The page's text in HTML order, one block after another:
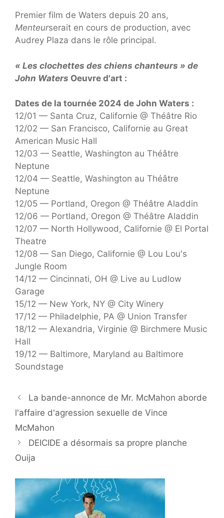
Premier film de Waters depuis 20 ans,
Menteurserait en cours de production, avec
Audrey Plaza dans le rôle principal.
« Les clochettes des chiens chanteurs » de
John Waters Oeuvre d'art :
Dates de la tournée 2024 de John Waters :
12/01 — Santa Cruz, Californie @ Théâtre Rio
12/02 — San Francisco, Californie au Great
American Music Hall
12/03 — Seattle, Washington au Théâtre
Neptune
12/04 — Seattle, Washington au Théâtre
Neptune
12/05 — Portland, Oregon @ Théâtre Aladdin
12/06 — Portland, Oregon @ Théâtre Aladdin
12/07 — North Hollywood, Californie @ El Portal
Theatre
12/08 — San Diego, Californie @ Lou Lou's
Jungle Room
14/12 — Cincinnati, OH @ Live au Ludlow
Garage
15/12 — New York, NY @ City Winery
17/12 — Philadelphie, PA @ Union Transfer
18/12 — Alexandria, Virginie @ Birchmere Music
Hall
19/12 — Baltimore, Maryland au Baltimore
Soundstage
La bande-annonce de Mr. McMahon aborde
l'affaire d'agression sexuelle de Vince
McMahon
DEICIDE a désormais sa propre planche
Ouija